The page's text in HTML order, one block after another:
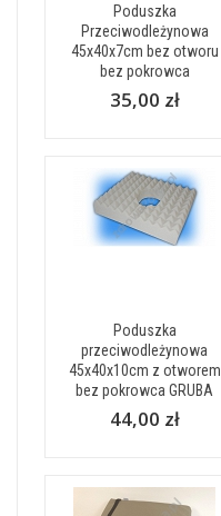
Poduszka
Przeciwodleżynowa
45x40x7cm bez otworu
bez pokrowca
35,00 zł
Poduszka
przeciwodleżynowa
45x40x10cm z otworem
bez pokrowca GRUBA
44,00 zł